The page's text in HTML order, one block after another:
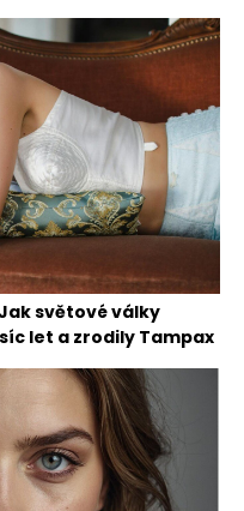
Jak světové války
let a zrodily Tampax